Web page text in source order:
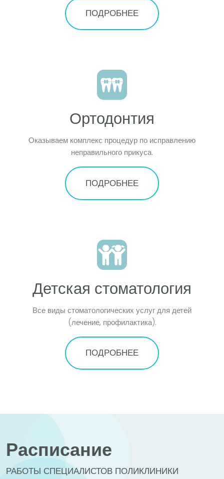
ПОДРОБНЕЕ
Ортодонтия
Оказываем комплекс процедур по исправлению
неправильного прикуса.
ПОДРОБНЕЕ
Детская стоматология
Все виды стоматологических услуг для детей
(лечение, профилактика).
ПОДРОБНЕЕ
Расписание
РАБОТЫ СПЕЦИАЛИСТОВ ПОЛИКЛИНИКИ